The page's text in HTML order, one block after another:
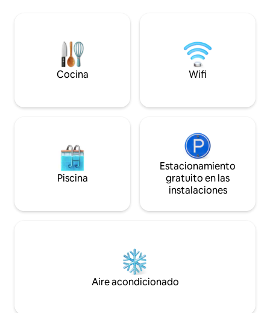
es elegante, cómodo y está amueblado
con muebles de alta calidad, y se
encuentra directamente junto al lago.
buscan
perfecta.
Cocina Wifi
Piscina
Estacionamiento
gratuito en las
instalaciones
Aire acondicionado